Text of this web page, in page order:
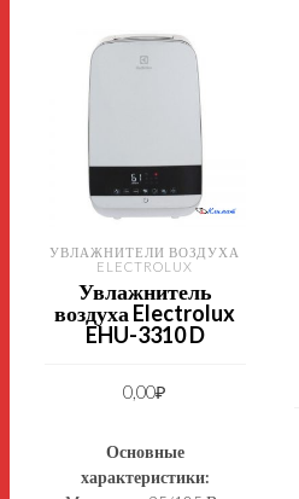
УВЛАЖНИТЕЛИ ВОЗДУХА
ELECTROLUX
Увлажнитель
воздуха Electrolux
EHU-3310 D
0,00₽
Основные
характеристики: